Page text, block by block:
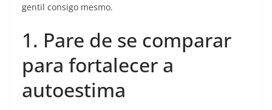
gentil consigo mesmo.
1. Pare de se comparar
para fortalecer a
autoestima